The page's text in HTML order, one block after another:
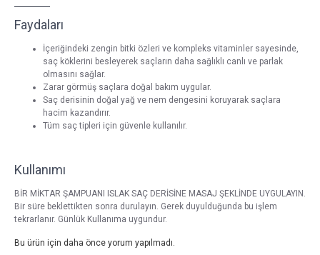
Faydaları
İçeriğindeki zengin bitki özleri ve kompleks vitaminler sayesinde,
saç köklerini besleyerek saçların daha sağlıklı canlı ve parlak
olmasını sağlar.
Zarar görmüş saçlara doğal bakım uygular.
Saç derisinin doğal yağ ve nem dengesini koruyarak saçlara
hacim kazandırır.
Tüm saç tipleri için güvenle kullanılır.
Kullanımı
BİR MİKTAR ŞAMPUANI ISLAK SAÇ DERİSİNE MASAJ ŞEKLİNDE UYGULAYIN.
Bir süre beklettikten sonra durulayın. Gerek duyulduğunda bu işlem
tekrarlanır. Günlük Kullanıma uygundur.
Bu ürün için daha önce yorum yapılmadı.